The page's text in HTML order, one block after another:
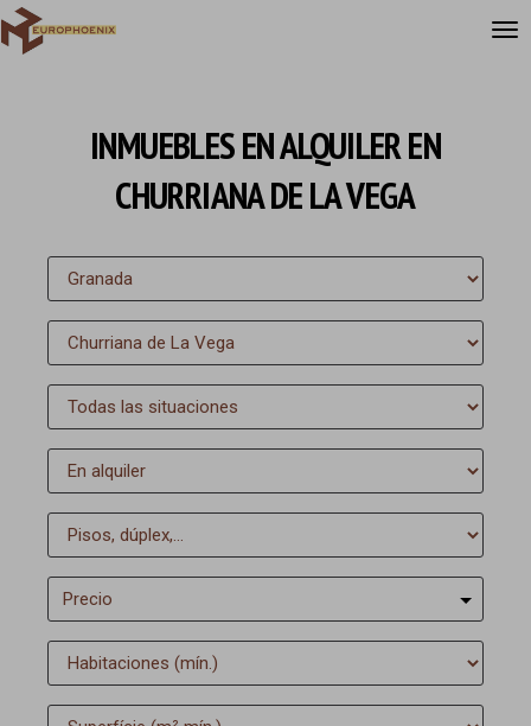
INMUEBLES EN ALQUILER EN
CHURRIANA DE LA VEGA
Precio